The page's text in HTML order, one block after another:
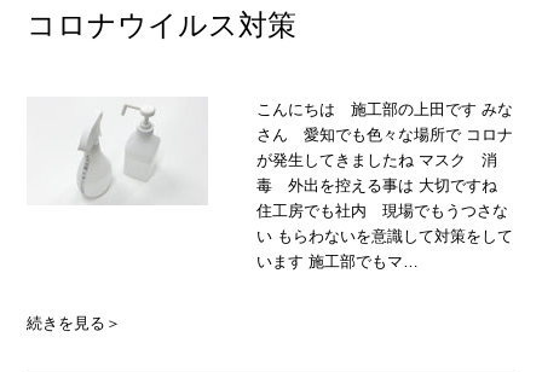
コロナウイルス対策
こんにちは 施工部の上田です みな
さん 愛知でも色々な場所で コロナ
が発生してきましたね マスク 消
毒 外出を控える事は 大切ですね
住工房でも社内 現場でもうつさな
い もらわないを意識して対策をして
います 施工部でもマ…
続きを見る＞